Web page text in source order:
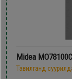
Midea
Тавилганд